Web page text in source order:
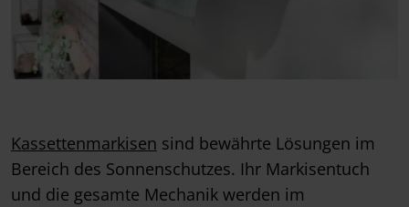
Kassettenmarkisen sind bewährte Lösungen im
Bereich des Sonnenschutzes. Ihr Markisentuch
und die gesamte Mechanik werden im